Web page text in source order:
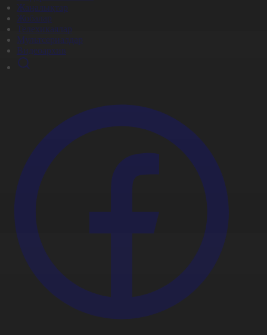
Жаңалықтар
Жобалар
Телехикаялар
Мультсериалдар
Видеоархив